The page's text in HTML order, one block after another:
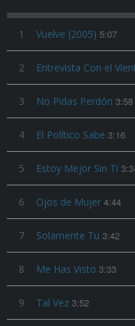
1 Vuelve (2005) 5:07
2 Entrevista Con el
3 No Pidas Perdón 3:58
4 El Político Sabe 3:16
5 Estoy Mejor Sin Ti
6 Ojos de Mujer 4:44
7 Solamente Tu 3:42
8 Me Has Visto 3:33
9 Tal Vez 3:52